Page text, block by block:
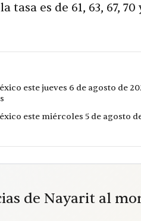
tasa es de 61, 63, 67,
este jueves 6 de agosto de
este miércoles 5 de agosto
de Nayarit al